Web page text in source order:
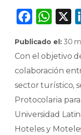
F
c
e
b
o
o
k
W
a
ts
A
p
p
X
Publicado el: 30
Con el objetivo
colaboración
sector turístico,
Protocolaria
Universidad
Hoteles y